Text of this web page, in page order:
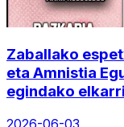
Zaballako
eta Amnistia
egindako